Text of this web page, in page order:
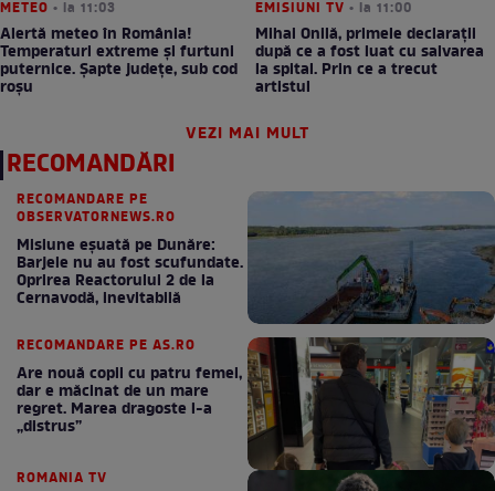
METEO • la 11:03
Alertă meteo în România!
Temperaturi extreme și furtuni
puternice. Șapte județe, sub cod
roșu
EMISIUNI TV • la 11:00
Mihai Onilă, primele declarații
după ce a fost luat cu salvarea
la spital. Prin ce a trecut
artistul
VEZI MAI MULT
RECOMANDĂRI
RECOMANDARE PE
OBSERVATORNEWS.RO
Misiune eșuată pe Dunăre:
Barjele nu au fost scufundate.
Oprirea Reactorului 2 de la
Cernavodă, inevitabilă
RECOMANDARE PE AS.RO
Are nouă copii cu patru femei,
dar e măcinat de un mare
regret. Marea dragoste l-a
„distrus”
ROMANIA TV